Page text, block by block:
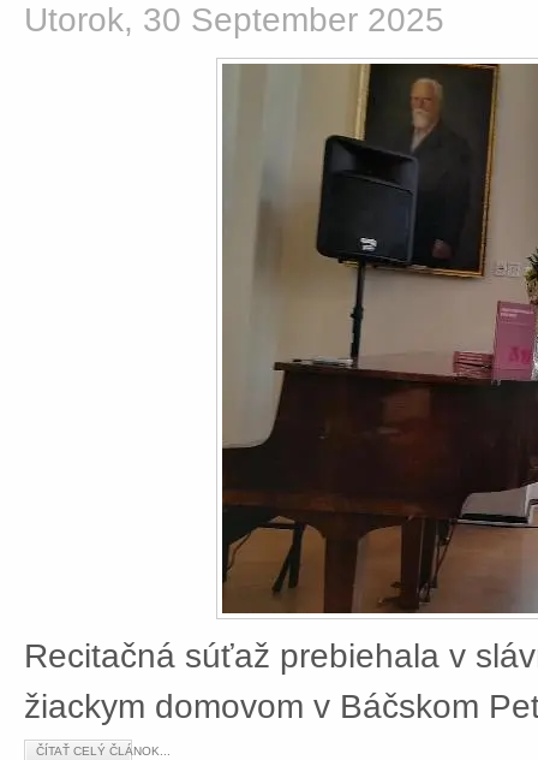
Utorok, 30 September 2025
Recitačná súťaž prebiehala v
žiackym domovom v Báčskom
ČÍTAŤ CELÝ ČLÁNOK...